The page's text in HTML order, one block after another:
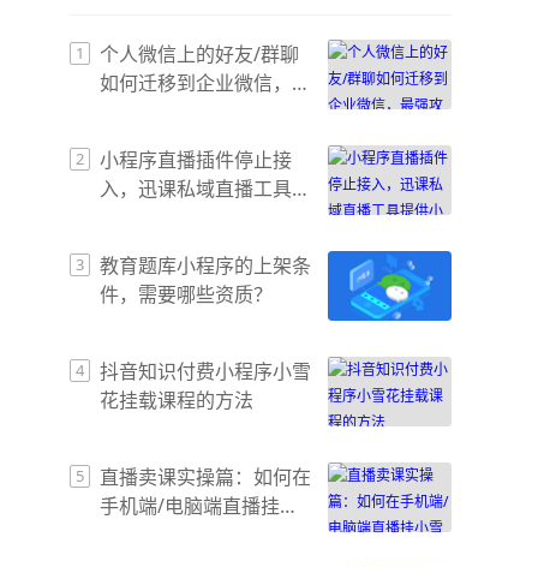
1
个人微信上的好友/群聊
如何迁移到企业微信，最
2
小程序直播插件停止接
入，迅课私域直播工具提
3
教育题库小程序的上架条
件，需要哪些资质？
4
抖音知识付费小程序小雪
花挂载课程的方法
5
直播卖课实操篇：如何在
手机端/电脑端直播挂小